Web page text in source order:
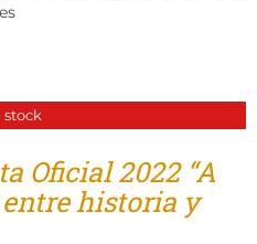
stock
Oficial 2022 “A
historia y